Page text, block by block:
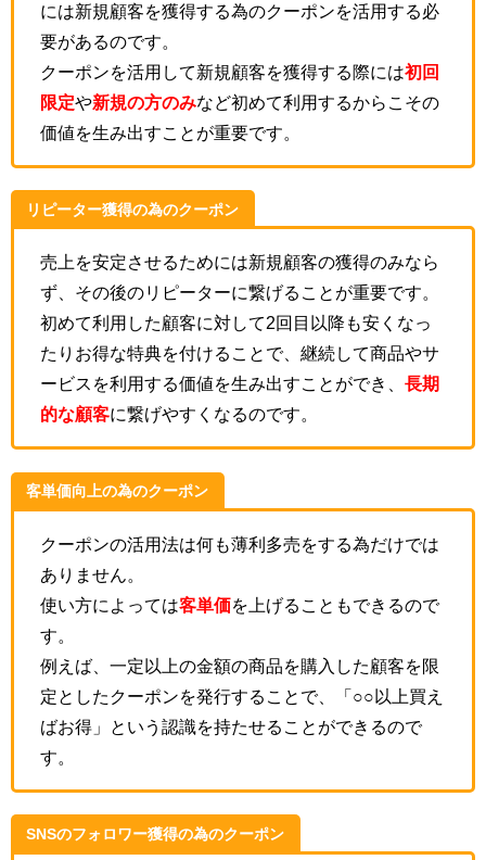
には新規顧客を獲得する為のクーポンを活用する必
要があるのです。
クーポンを活用して新規顧客を獲得する際には初回
限定や新規の方のみなど初めて利用するからこその
価値を生み出すことが重要です。
リピーター獲得の為のクーポン
売上を安定させるためには新規顧客の獲得のみなら
ず、その後のリピーターに繋げることが重要です。
初めて利用した顧客に対して2回目以降も安くなっ
たりお得な特典を付けることで、継続して商品やサ
ービスを利用する価値を生み出すことができ、 長期
的な顧客に繋げやすくなるのです。
客単価向上の為のクーポン
クーポンの活用法は何も薄利多売をする為だけでは
ありません。
使い方によっては客単価を上げることもできるので
す。
例えば、一定以上の金額の商品を購入した顧客を限
定としたクーポンを発行することで、「○○以上買え
ばお得」という認識を持たせることができるので
す。
SNSのフォロワー獲得の為のクーポン